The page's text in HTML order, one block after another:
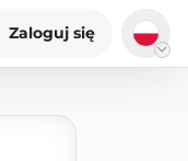
Zaloguj się